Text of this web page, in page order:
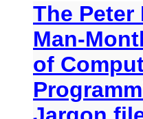
The Peter
Man-
of